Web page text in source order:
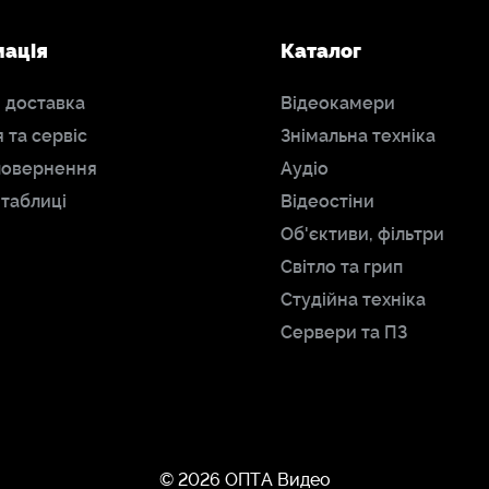
доставка
та сервіс
Каталог
Відеокамери
Знімальна техніка
Аудіо
Відеостіни
Об'єктиви, фільтри
Світло та грип
Студійна техніка
Сервери та ПЗ
© 2026 ОПТА Видео